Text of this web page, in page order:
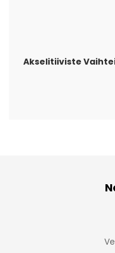
Akselitiiviste